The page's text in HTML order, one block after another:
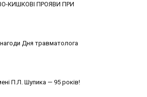
КИШКОВІ ПРОЯВИ ПРИ
нагоди Дня травматолога
П.Л. Шупика — 95 років!